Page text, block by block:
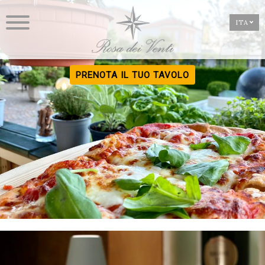
PRENOTA IL TUO TAVOLO
ITA